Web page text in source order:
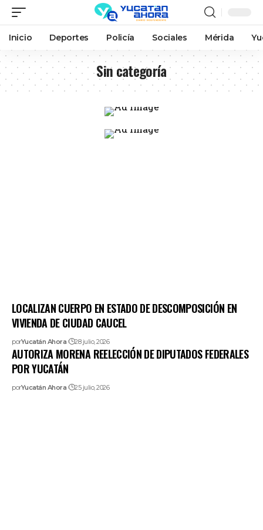
Inicio Deportes Policía Sociales Mérida
Sin categoría
LOCALIZAN CUERPO EN ESTADO DE DESCOMPOSICIÓN EN
VIVIENDA DE CIUDAD CAUCEL
porYucatán Ahora 28 julio, 2026
AUTORIZA MORENA REELECCIÓN DE DIPUTADOS FEDERALES
POR YUCATÁN
porYucatán Ahora 25 julio, 2026